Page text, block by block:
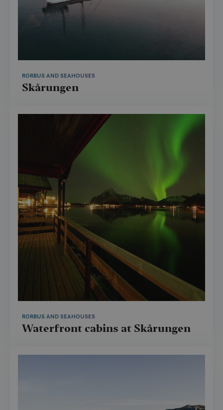
RORBUS AND SEAHOUSES
Skårungen
RORBUS AND SEAHOUSES
Waterfront cabins at Skårungen